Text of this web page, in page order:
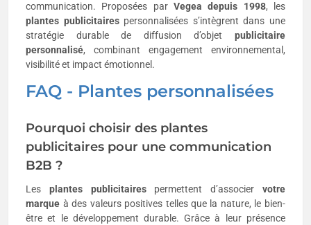
communication. Proposées par Vegea depuis 1998, les
plantes publicitairespersonnalisées s’intègrent dans une
stratégie durable de diffusion d’objet publicitaire
personnalisé, combinant engagement environnemental,
visibilité et impact émotionnel.
FAQ - Plantes personnalisées
Pourquoi choisir des plantes
publicitaires pour une communication
B2B ?
Les plantes publicitairespermettent d’associer votre
marque à des valeurs positives telles que la nature, le bien-
être et le développement durable. Grâce à leur présence